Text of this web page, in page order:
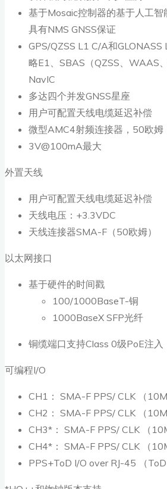
基于Mosaic控制器的基于人工智
具有NMS GNSS保证
GPS/QZSS L1 C/A和
略E1、SBAS（QZSS、WAAS
NavIC
多达四个并发GNSS星座
用户可配置天线电缆延迟补偿
微型AMC4射频连接器，50欧姆
3V@100mA最大
外置天线
用户可配置天线电缆延迟补偿
天线电压：+3.3VDC
天线连接器SMA-F（50欧姆）
以太网接口
基于硬件的时间戳
100/1000BaseT-铜
1000BaseX SFP光纤
铜缆端口支持Class 0级PoE注入
可编程I/O
CH1： SMA-F PPS/ CLK （
CH2： SMA-F PPS/ CLK （
CH3*： SMA-F PPS/ CLK （
CH4*： SMA-F PPS/ CLK （
PPS+ToD I/O over RJ-45 （